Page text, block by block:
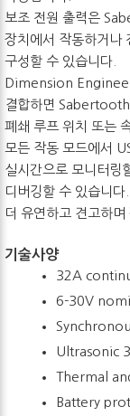
보조 전원 출력은
장치에서 작동하거나
구성할 수 있습니다.
Dimension
결합하면
폐쇄 루프 위치 또는
모든 작동 모드에서
실시간으로 모니터링
디버깅할 수 있습니
더 유연하고 견고하
기술사양
32A
6-30V
Ultrasonic
Thermal
Battery